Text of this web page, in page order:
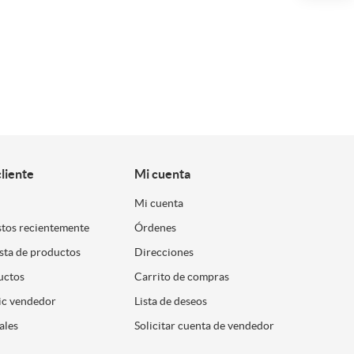
recientemente
de productos
vendedor
Mi cuenta
Mi cuenta
Órdenes
Direcciones
Carrito de compras
Lista de deseos
Solicitar cuenta de vendedor